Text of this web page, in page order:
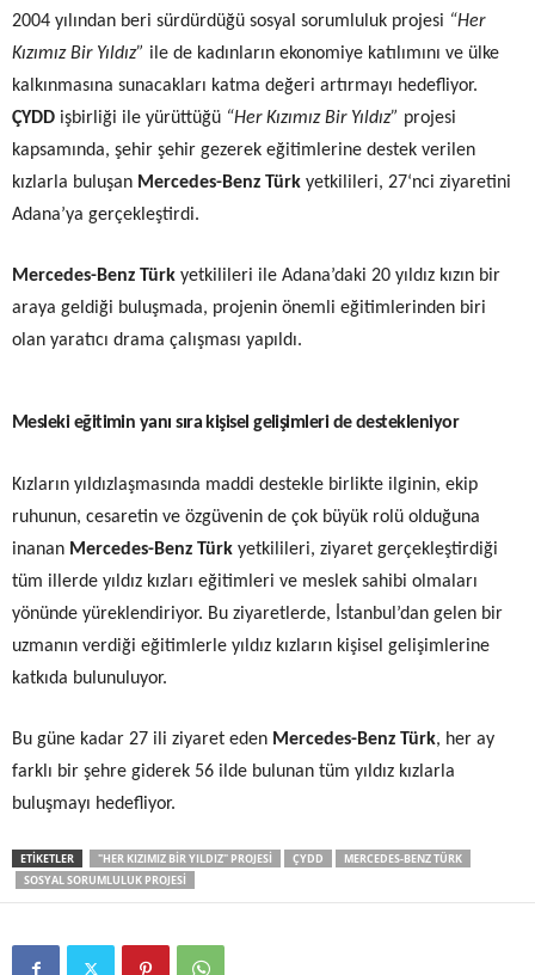
2004 yılından beri sürdürdüğü sosyal sorumluluk projesi “Her
Kızımız Bir Yıldız” ile de kadınların ekonomiye katılımını ve ülke
kalkınmasına sunacakları katma değeri artırmayı hedefliyor.
ÇYDD işbirliği ile yürüttüğü “Her Kızımız Bir Yıldız” projesi
kapsamında, şehir şehir gezerek eğitimlerine destek verilen
kızlarla buluşan Mercedes-Benz Türk yetkilileri, 27‘nci ziyaretini
Adana’ya gerçekleştirdi.
Mercedes-Benz Türk yetkilileri ile Adana’daki 20 yıldız kızın bir
araya geldiği buluşmada, projenin önemli eğitimlerinden biri
olan yaratıcı drama çalışması yapıldı.
Mesleki eğitimin yanı sıra kişisel gelişimleri de destekleniyor
Kızların yıldızlaşmasında maddi destekle birlikte ilginin, ekip
ruhunun, cesaretin ve özgüvenin de çok büyük rolü olduğuna
inanan Mercedes-Benz Türk yetkilileri, ziyaret gerçekleştirdiği
tüm illerde yıldız kızları eğitimleri ve meslek sahibi olmaları
yönünde yüreklendiriyor. Bu ziyaretlerde, İstanbul’dan gelen bir
uzmanın verdiği eğitimlerle yıldız kızların kişisel gelişimlerine
katkıda bulunuluyor.
Bu güne kadar 27 ili ziyaret eden Mercedes-Benz Türk, her ay
farklı bir şehre giderek 56 ilde bulunan tüm yıldız kızlarla
buluşmayı hedefliyor.
ETIKETLER "HER KIZIMIZ BIR YILDIZ" PROJESI ÇYDD
MERCEDES-BENZ TÜRK
SOSYAL SORUMLULUK PROJESI